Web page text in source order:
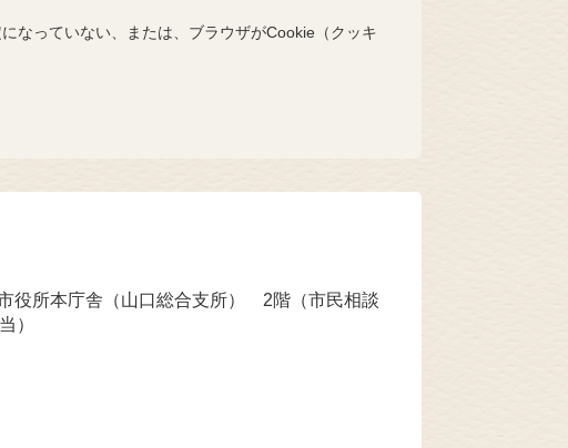
なっていない、または、ブラウザがCookie（クッキ
役所本庁舎（山口総合支所） 2階（市民相談
）